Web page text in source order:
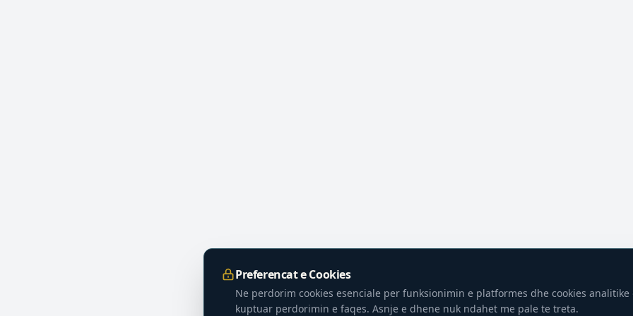
Preferencat e Cookies
Ne perdorim cookies esenciale per funksionimin e platformes dhe cookies
kuptuar perdorimin e faqes. Asnje e dhene nuk ndahet me pale te treta.